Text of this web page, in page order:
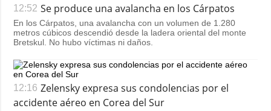
12:52 Se produce una avalancha en los Cárpatos
En los Cárpatos, una avalancha con un volumen de 1.280
metros cúbicos descendió desde la ladera oriental del monte
Bretskul. No hubo víctimas ni daños.
12:16 Zelensky expresa sus condolencias por el
accidente aéreo en Corea del Sur